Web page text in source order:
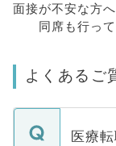
面接が不安な方へ
同席も行っ
よくあるご
医療